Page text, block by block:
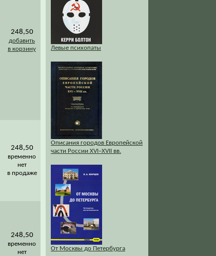
248,50
добавить
в корзину
248,50
временно
нет
в продаже
248,50
временно
нет
Левые психопаты
Описания городов Европейской
части России XVI–XVII вв.
От Москвы до Петербурга